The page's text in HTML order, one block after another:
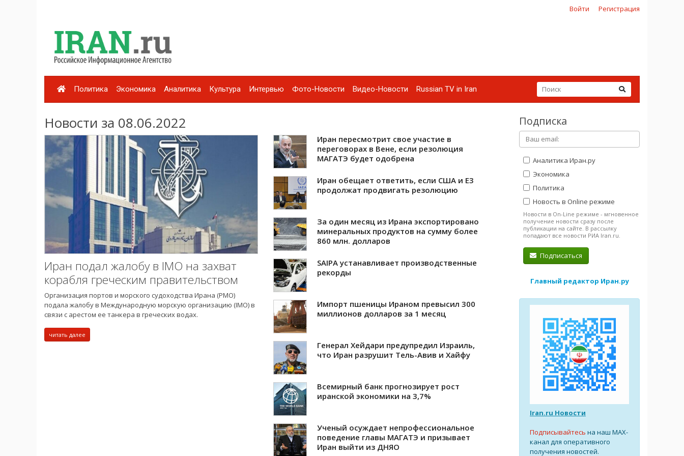
Войти Регистрация
Политика Экономика Аналитика Культура Интервью Фото-Новости Видео-Новости Russian TV in Iran
Новости за 08.06.2022
Иран подал жалобу в IMO на захват
корабля греческим правительством
Организация портов и морского судоходства Ирана (PMO)
подала жалобу в Международную морскую организацию (IMO) в
связи с арестом ее танкера в греческих водах.
читать далее
Иран пересмотрит свое участие в
переговорах в Вене, если резолюция
МАГАТЭ будет одобрена
Иран обещает ответить, если США и E3
продолжат продвигать резолюцию
За один месяц из Ирана экспортировано
минеральных продуктов на сумму более
860 млн. долларов
SAIPA устанавливает производственные
рекорды
Импорт пшеницы Ираном превысил 300
миллионов долларов за 1 месяц
Генерал Хейдари предупредил Израиль,
что Иран разрушит Тель-Авив и Хайфу
Всемирный банк прогнозирует рост
иранской экономики на 3,7%
Ученый осуждает непрофессиональное
поведение главы МАГАТЭ и призывает
Иран выйти из ДНЯО
Подписка
Аналитика Иран.ру
Экономика
Политика
Новость в Online режиме
Новости в On-Line режиме - мгновенное
получение новости сразу после
публикации на сайте. В рассылку
попадают все новости РИА Iran.ru.
Подписаться
Главный редактор Иран.ру
Iran.ru Новости
Подписывайтесь на наш MAX-
канал для оперативного
получения новостей.